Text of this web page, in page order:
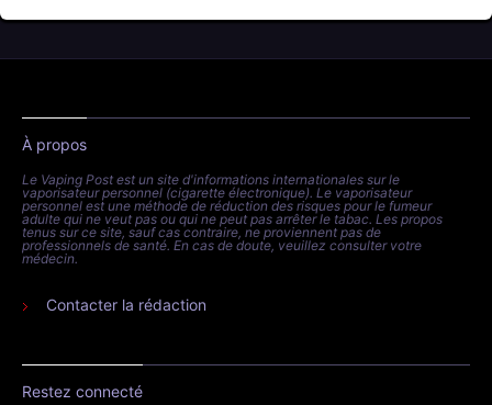
À propos
Le Vaping Post est un site d'informations internationales sur le
vaporisateur personnel (cigarette électronique). Le vaporisateur
personnel est une méthode de réduction des risques pour le fumeur
adulte qui ne veut pas ou qui ne peut pas arrêter le tabac. Les propos
tenus sur ce site, sauf cas contraire, ne proviennent pas de
professionnels de santé. En cas de doute, veuillez consulter votre
médecin.
Contacter la rédaction
Restez connecté